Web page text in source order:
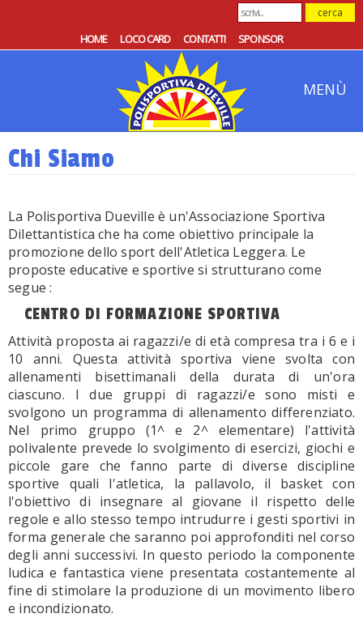
HOME LOCO CARD CONTATTI SPONSOR
MENÙ
Chi Siamo
La Polisportiva Dueville è un'Associazione Sportiva
Dilettantistica che ha come obiettivo principale la
promozione dello sport dell'Atletica Leggera. Le
proposte educative e sportive si strutturano come
segue :
CENTRO DI FORMAZIONE SPORTIVA
Attività proposta ai ragazzi/e di età compresa tra i 6 e i
10 anni. Questa attività sportiva viene svolta con
allenamenti bisettimanali della durata di un'ora
ciascuno. I due gruppi di ragazzi/e sono misti e
svolgono un programma di allenamento differenziato.
Nel primo gruppo (1^ e 2^ elementare) l'attività
polivalente prevede lo svolgimento di esercizi, giochi e
piccole gare che fanno parte di diverse discipline
sportive quali l'atletica, la pallavolo, il basket con
l'obiettivo di insegnare al giovane il rispetto delle
regole e allo stesso tempo intrudurre i gesti sportivi in
forma generale che saranno poi approfonditi nel corso
degli anni successivi. In questo periodo la componente
ludica e fantastica viene presentata costantemente al
fine di stimolare la produzione di un movimento libero
e incondizionato.